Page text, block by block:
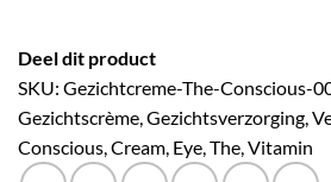
Deel dit product
SKU: Gezichtcreme-The-Conscious-
Gezichtscrème,Gezichtsverzorging,
Conscious,Cream, Eye,The,Vitamin